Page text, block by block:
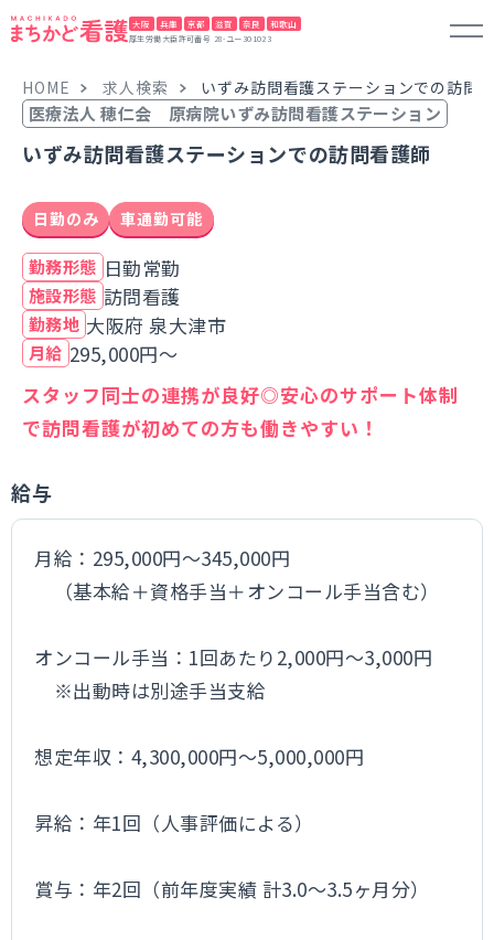
大阪 兵庫 京都 滋賀 奈良 和歌山
厚生労働大臣許可番号 28-ユー301023
HOME 求人検索 いずみ訪問看護ステーションでの訪問
医療法人 穂仁会 原病院いずみ訪問看護ステーション
いずみ訪問看護ステーションでの訪問看護師
日勤のみ 車通勤可能
勤務形態 日勤常勤
施設形態 訪問看護
勤務地 大阪府 泉大津市
月給 295,000円～
スタッフ同士の連携が良好◎安心のサポート体制
で訪問看護が初めての方も働きやすい！
給与
月給：295,000円～345,000円
（基本給＋資格手当＋オンコール手当含む）
オンコール手当：1回あたり2,000円～3,000円
※出動時は別途手当支給
想定年収：4,300,000円～5,000,000円
昇給：年1回（人事評価による）
賞与：年2回（前年度実績 計3.0～3.5ヶ月分）